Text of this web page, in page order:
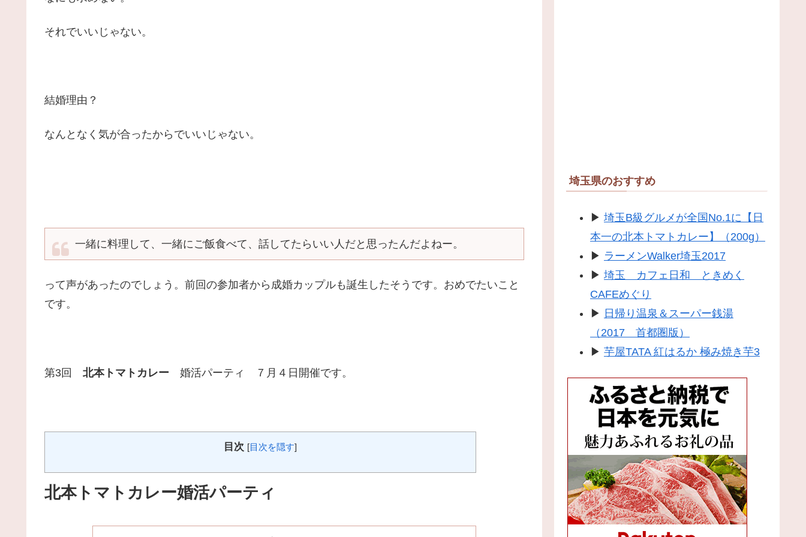
それでいいじゃない。
結婚理由？
なんとなく気が合ったからでいいじゃない。
一緒に料理して、一緒にご飯食べて、話してたらいい人だと思ったんだよねー。
って声があったのでしょう。前回の参加者から成婚カップルも誕生したそうです。おめでたいこと
です。
第3回 北本トマトカレー 婚活パーティ ７月４日開催です。
目次 [目次を隠す]
北本トマトカレー婚活パーティ
埼玉県のおすすめ
▶ 埼玉B級グルメが全国No.1に【日
本一の北本トマトカレー】（200g）
▶ ラーメンWalker埼玉2017
▶ 埼玉 カフェ日和 ときめく
CAFEめぐり
▶ 日帰り温泉＆スーパー銭湯
（2017 首都圏版）
▶ 芋屋TATA 紅はるか 極み焼き芋3